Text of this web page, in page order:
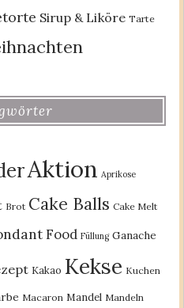
Sirup & Liköre Tarte
Aktion Aprikose
Brot Cake Balls Cake Melt
Food Füllung Ganache
Kakao Kekse Kuchen
Macaron Mandel Mandeln